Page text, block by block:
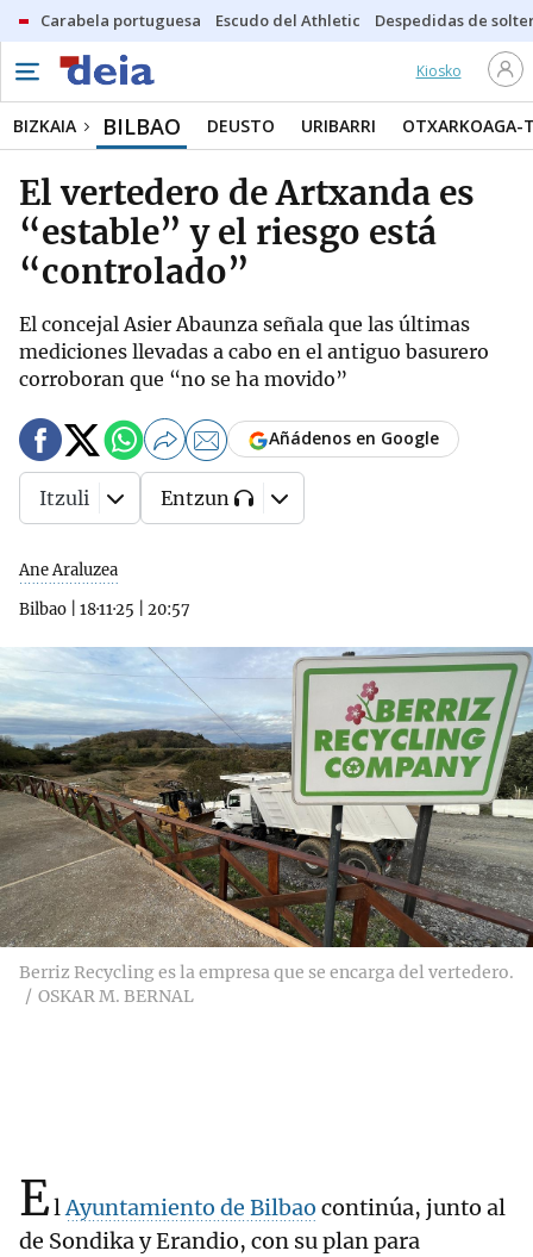
Carabela portuguesa Escudo del Athletic Despedidas de
Kiosko
BIZKAIA BILBAO DEUSTO URIBARRI OTXARKOAGA-
El vertedero de Artxanda es
“estable” y el riesgo está
“controlado”
El concejal Asier Abaunza señala que las últimas
mediciones llevadas a cabo en el antiguo basurero
corroboran que “no se ha movido”
Ane Araluzea
Bilbao
18·11·25 20:57
Añádenos en Google
Itzuli Entzun
Berriz Recycling es la empresa que se encarga del vertedero.
OSKAR M. BERNAL
ElAyuntamiento de Bilbao continúa, junto al
de Sondika y Erandio, con su plan para